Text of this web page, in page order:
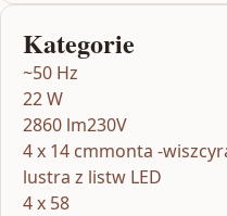
Kategorie
~50 Hz
22 W
2860 lm230V
4 x 14 cmmonta -
lustra z listw LED
4 x 58